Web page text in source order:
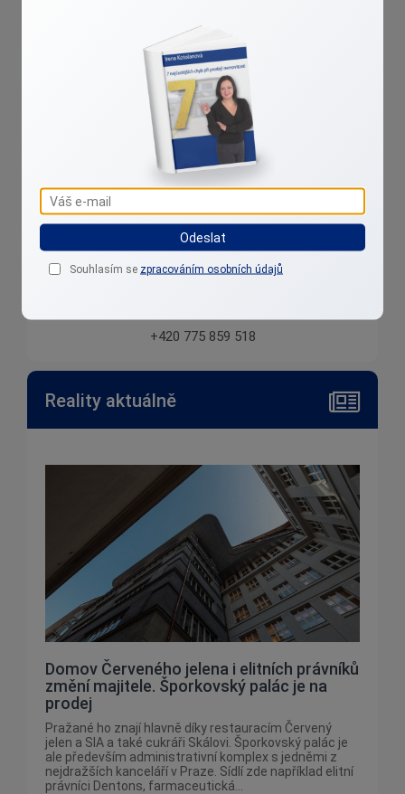
Irena Kotolanová
Přibližuji reality k lidem....
+420 775 859 518
Reality aktuálně
Domov Červeného jelena i elitních právníků
změní majitele. Šporkovský palác je na
prodej
Pražané ho znají hlavně díky restauracím Červený
jelen a SIA a také cukráři Skálovi. Šporkovský palác je
ale především administrativní komplex s jedněmi z
nejdražších kanceláří v Praze. Sídlí zde například elitní
právníci Dentons, farmaceutická...
Odeslat
Souhlasím se zpracováním osobních údajů